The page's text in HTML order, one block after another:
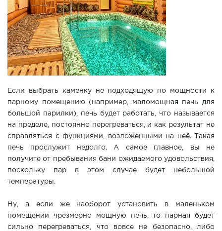
Если выбрать каменку не подходящую по мощности к
парному помещению (например, маломощная печь для
большой парилки), печь будет работать, что называется
на пределе, постоянно перегреваться, и как результат не
справляться с функциями, возложенными на неё. Такая
печь прослужит недолго. А самое главное, вы не
получите от пребывания бани ожидаемого удовольствия,
поскольку пар в этом случае будет небольшой
температуры.
Ну, а если же наоборот установить в маленьком
помещении чрезмерно мощную печь, то парная будет
сильно перегреваться, что вовсе не безопасно, либо